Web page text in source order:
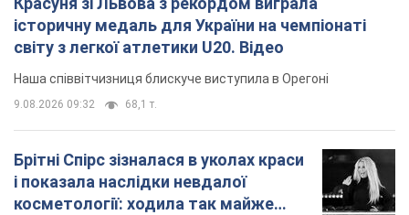
історичну медаль для України на чемпіонаті
світу з легкої атлетики U20. Відео
Наша співвітчизниця блискуче виступила в Орегоні
9.08.2026 09:32 68,1 т.
Брітні Спірс зізналася в уколах краси
і показала наслідки невдалої
косметології: ходила так майже